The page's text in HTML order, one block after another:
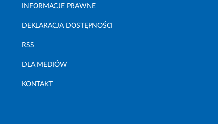
INFORMACJE PRAWNE
DEKLARACJA DOSTĘPNOŚCI
RSS
DLA MEDIÓW
KONTAKT